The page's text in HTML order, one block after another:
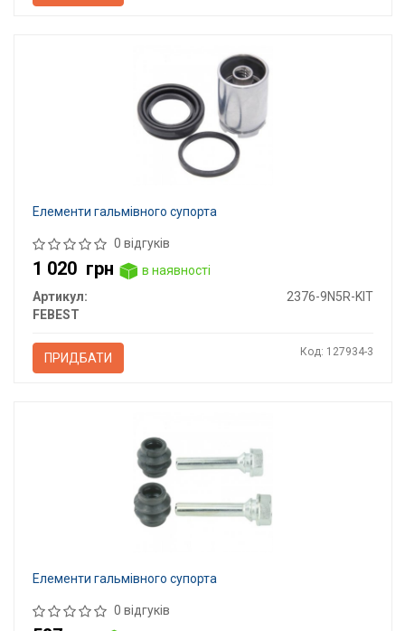
Елементи гальмівного супорта
0 відгуків
1 020 грн
в наявності
Артикул:
2376-9N5R-KIT
FEBEST
ПРИДБАТИ Код: 127934-3
Елементи гальмівного супорта
0 відгуків